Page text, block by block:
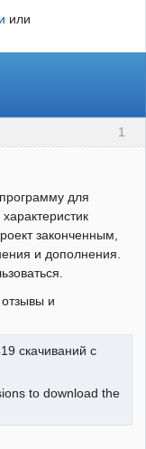
или
1
для
законченным,
и дополнения.
и
скачиваний с
to download the